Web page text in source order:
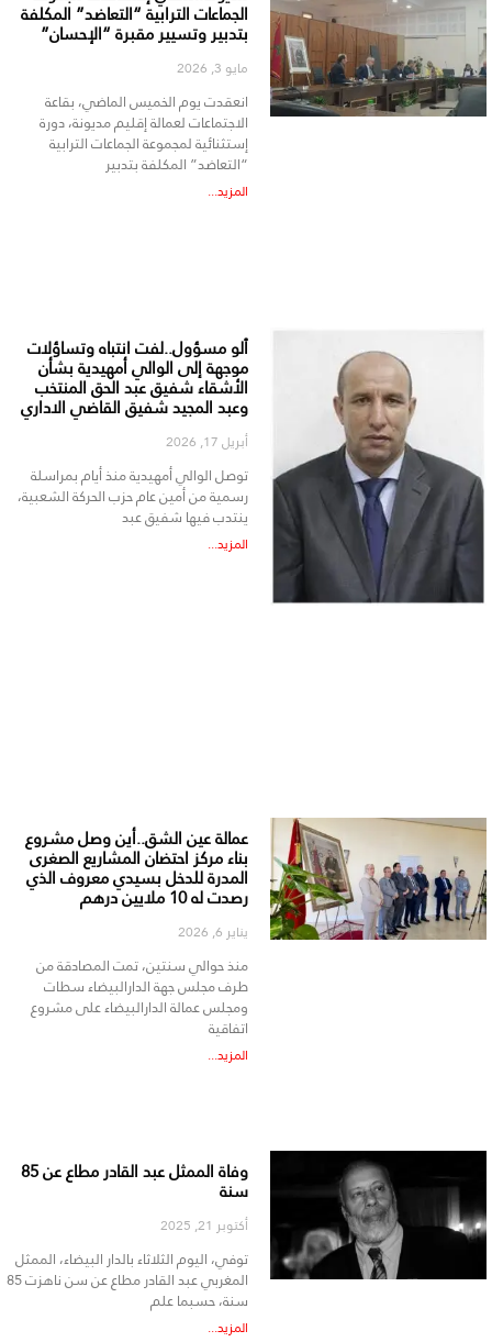
الجماعات الترابية “التعاضد” المكلفة
بتدبير وتسيير مقبرة “الإحسان”
مايو 3, 2026
انعقدت يوم الخميس الماضي، بقاعة
الاجتماعات لعمالة إقليم مديونة، دورة
إستثنائية لمجموعة الجماعات الترابية
“التعاضد” المكلفة بتدبير
المزيد...
ٱلو مسؤول..لفت انتباه وتساؤلات
موجهة إلى الوالي أمهيدية بشأن
الأشقاء شفيق عبد الحق المنتخب
وعبد المجيد شفيق القاضي الاداري
أبريل 17, 2026
توصل الوالي أمهيدية منذ أيام بمراسلة
رسمية من أمين عام حزب الحركة الشعبية،
ينتدب فيها شفيق عبد
المزيد...
عمالة عين الشق..أين وصل مشروع
بناء مركز احتضان المشاريع الصغرى
المدرة للدخل بسيدي معروف الذي
رصدت له 10 ملايين درهم
يناير 6, 2026
منذ حوالي سنتين، تمت المصادقة من
طرف مجلس جهة الدارالبيضاء سطات
ومجلس عمالة الدارالبيضاء على مشروع
اتفاقية
المزيد...
وفاة الممثل عبد القادر مطاع عن 85
سنة
أكتوبر 21, 2025
توفي، اليوم الثلاثاء بالدار البيضاء، الممثل
المغربي عبد القادر مطاع عن سن ناهزت 85
سنة، حسبما علم
المزيد...